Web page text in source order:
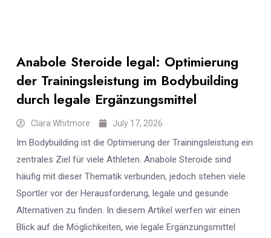
Anabole Steroide legal: Optimierung
der Trainingsleistung im Bodybuilding
durch legale Ergänzungsmittel
Clara Whitmore July 17, 2026
Im Bodybuilding ist die Optimierung der Trainingsleistung ein
zentrales Ziel für viele Athleten. Anabole Steroide sind
häufig mit dieser Thematik verbunden, jedoch stehen viele
Sportler vor der Herausforderung, legale und gesunde
Alternativen zu finden. In diesem Artikel werfen wir einen
Blick auf die Möglichkeiten, wie legale Ergänzungsmittel